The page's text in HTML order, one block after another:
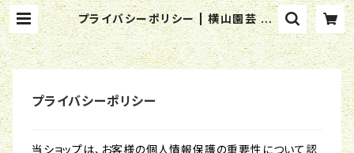
プライバシーポリシー | 横山園芸 Yo
koyama Nursery 公式オンライン
ショップ
プライバシーポリシー
当ショップは、お客様の個人情報保護の重要性について認